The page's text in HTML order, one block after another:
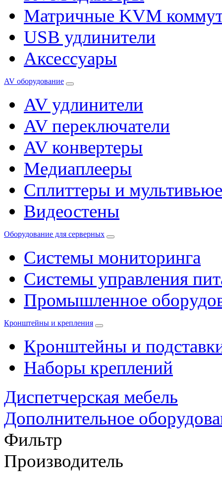
Матричные KVM
USB удлинители
Аксессуары
AV оборудование
AV удлинители
AV переключатели
AV конвертеры
Медиаплееры
Сплиттеры и
Видеостены
Оборудование для серверных
Системы мониторинга
Системы управления
Промышленное
Кронштейны и крепления
Кронштейны и
Наборы креплений
Диспетчерская мебель
Дополнительное
Фильтр
Производитель